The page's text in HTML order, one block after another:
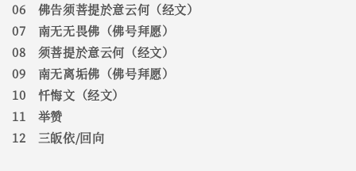
06 佛告须菩提於意云何（经文）
07 南无无畏佛（佛号拜愿）
08 须菩提於意云何（经文）
09 南无离垢佛（佛号拜愿）
10 忏悔文（经文）
11 举赞
12 三皈依/回向